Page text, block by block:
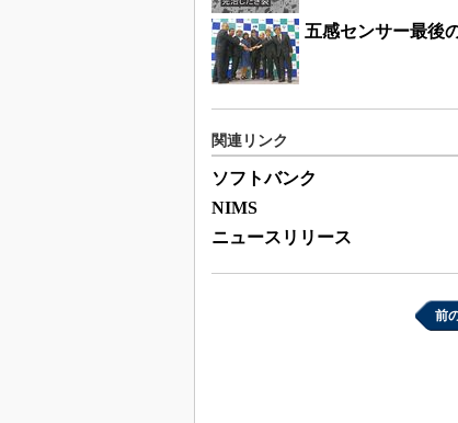
五感センサー最後
関連リンク
ソフトバンク
NIMS
ニュースリリース
前